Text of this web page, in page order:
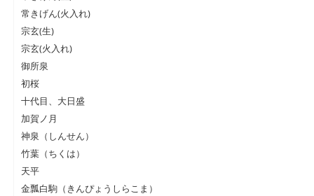
常きげん(火入れ)
宗玄(生)
宗玄(火入れ)
御所泉
初桜
十代目、大日盛
加賀ノ月
神泉（しんせん）
竹葉（ちくは）
天平
金瓢白駒（きんぴょうしらこま）